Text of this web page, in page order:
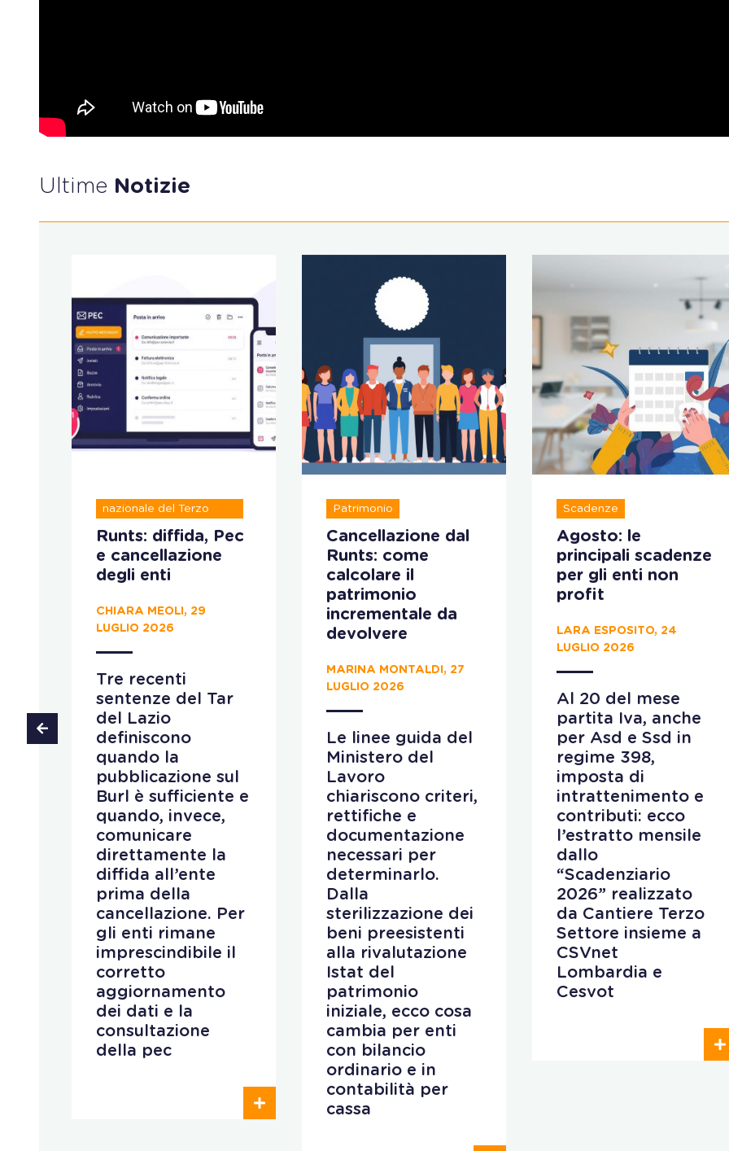
Ultime Notizie
nazionale del Terzo
Runts: diffida, Pec
e cancellazione
degli enti
CHIARA MEOLI, 29
LUGLIO 2026
Tre recenti
sentenze del Tar
del Lazio
definiscono
quando la
pubblicazione sul
Burl è sufficiente e
quando, invece,
comunicare
direttamente la
diffida all’ente
prima della
cancellazione. Per
gli enti rimane
imprescindibile il
corretto
aggiornamento
dei dati e la
consultazione
della pec
Patrimonio
Cancellazione dal
Runts: come
calcolare il
patrimonio
incrementale da
devolvere
MARINA MONTALDI, 27
LUGLIO 2026
Le linee guida del
Ministero del
Lavoro
chiariscono criteri,
rettifiche e
documentazione
necessari per
determinarlo.
Dalla
sterilizzazione dei
beni preesistenti
alla rivalutazione
Istat del
patrimonio
iniziale, ecco cosa
cambia per enti
con bilancio
ordinario e in
contabilità per
cassa
Scadenze
Agosto: le
principali scadenze
per gli enti non
profit
LARA ESPOSITO, 24
LUGLIO 2026
Al 20 del mese
partita Iva, anche
per Asd e Ssd in
regime 398,
imposta di
intrattenimento e
contributi: ecco
l’estratto mensile
dallo
“Scadenziario
2026” realizzato
da Cantiere Terzo
Settore insieme a
CSVnet
Lombardia e
Cesvot